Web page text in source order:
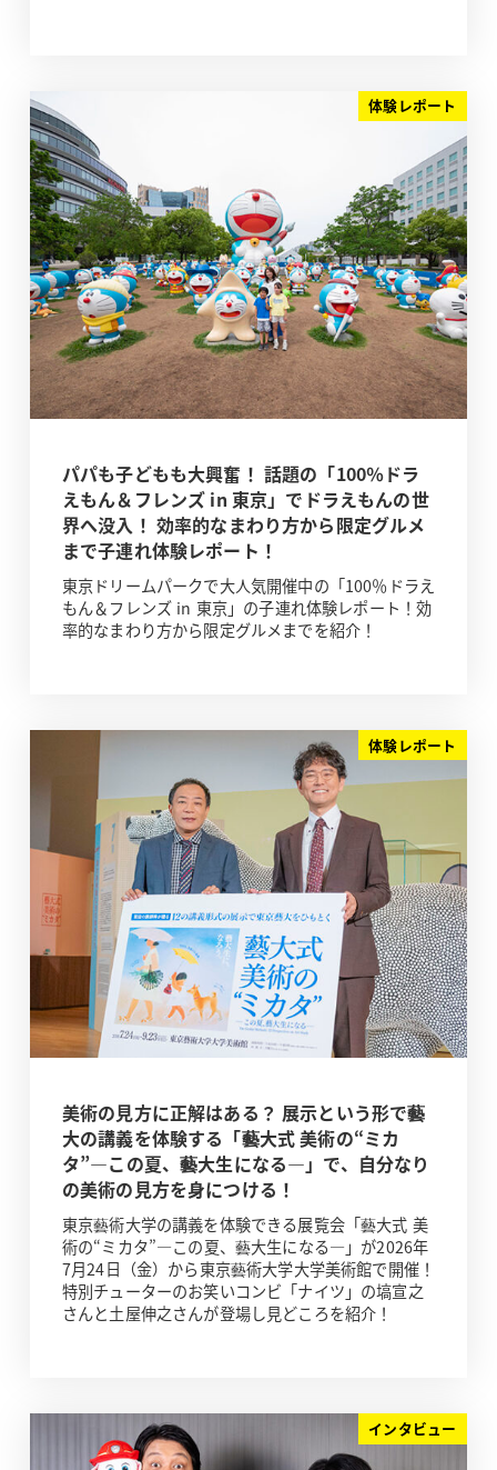
体験レポート
パパも子どもも大興奮！ 話題の「100％ドラ
えもん＆フレンズ in 東京」でドラえもんの世
界へ没入！ 効率的なまわり方から限定グルメ
まで子連れ体験レポート！
東京ドリームパークで大人気開催中の「100％ドラえ
もん＆フレンズ in 東京」の子連れ体験レポート！効
率的なまわり方から限定グルメまでを紹介！
体験レポート
美術の見方に正解はある？ 展示という形で藝
大の講義を体験する「藝大式 美術の“ミカ
タ”―この夏、藝大生になる―」で、自分なり
の美術の見方を身につける！
東京藝術大学の講義を体験できる展覧会「藝大式 美
術の“ミカタ”―この夏、藝大生になる―」が2026年
7月24日（金）から東京藝術大学大学美術館で開催！
特別チューターのお笑いコンビ「ナイツ」の塙宣之
さんと土屋伸之さんが登場し見どころを紹介！
インタビュー